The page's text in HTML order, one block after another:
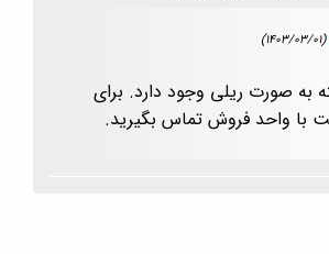
(1403/03/01)
به صورت ریلی وجود دارد. برای
با واحد فروش تماس بگیرید.